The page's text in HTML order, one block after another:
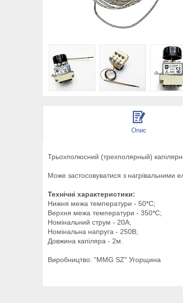
Опис
Трьохполюсний (трехполярный)
Може застосовуватися з нагрівальними
Технічні характеристики:
Нижня межа температури - 50*С;
Верхня межа температури - 350*С;
Номінальний струм - 20А;
Номінальна напруга - 250В;
Довжина капіляра - 2м.
Виробництво: "MMG SZ" Угорщина